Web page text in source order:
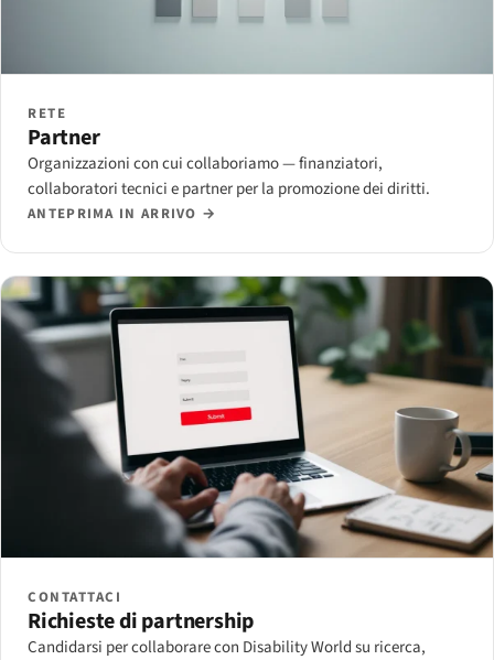
RETE
Partner
Organizzazioni con cui collaboriamo — finanziatori,
collaboratori tecnici e partner per la promozione dei diritti.
ANTEPRIMA IN ARRIVO →
CONTATTACI
Richieste di partnership
Candidarsi per collaborare con Disability World su ricerca,